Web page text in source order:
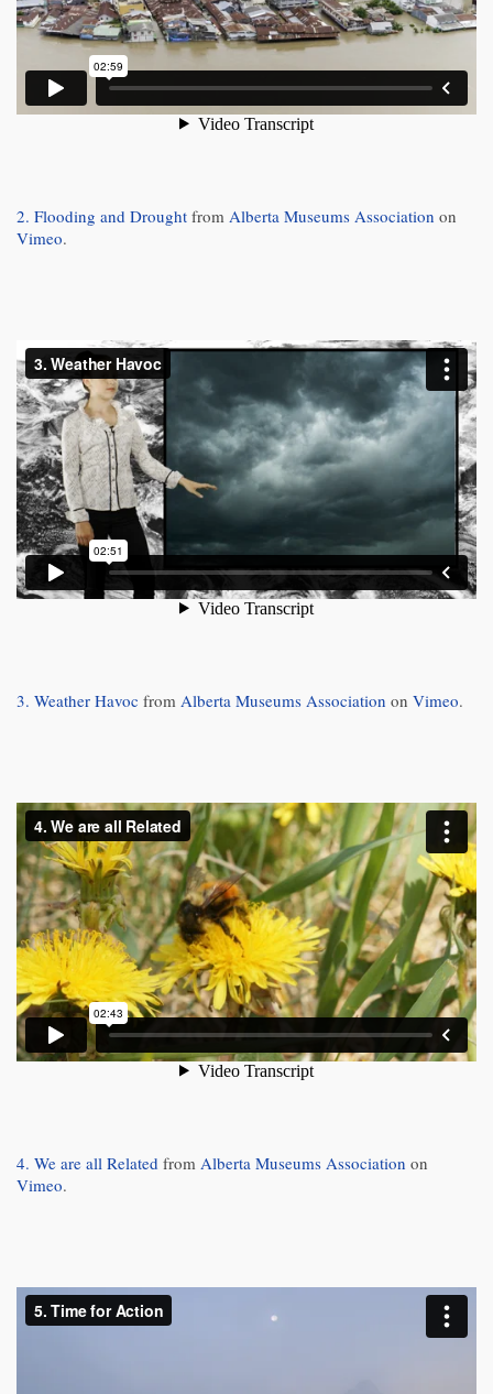
2. Flooding and Drought from Alberta Museums Association on
Vimeo.
3. Weather Havoc from Alberta Museums Association on Vimeo.
4. We are all Related from Alberta Museums Association on
Vimeo.